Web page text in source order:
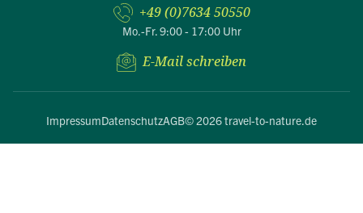
+49 (0)7634 50550
Mo.-Fr. 9:00 - 17:00 Uhr
E-Mail schreiben
ImpressumDatenschutzAGB© 2026 travel-to-nature.de